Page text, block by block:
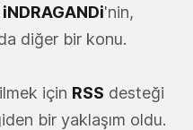
iNDRAGANDi'nin,
diğer bir konu.
için RSS desteği
bir yaklaşım oldu.